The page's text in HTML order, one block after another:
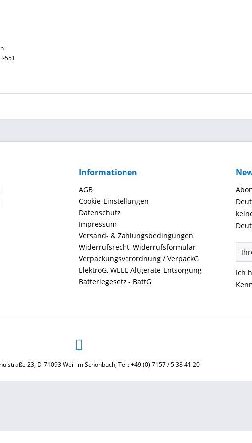
551
Informationen
AGB
Cookie-Einstellungen
Datenschutz
Impressum
Versand- & Zahlungsbedingungen
Widerrufsrecht, Widerrufsformular
Verpackungsverordnung / VerpackG
ElektroG, WEEE Altgeräte-Entsorgung
Batteriegesetz - BattG
Ich
23, D-71093 Weil im Schönbuch, Tel.: +49 (0) 7157 / 5 38 41 20